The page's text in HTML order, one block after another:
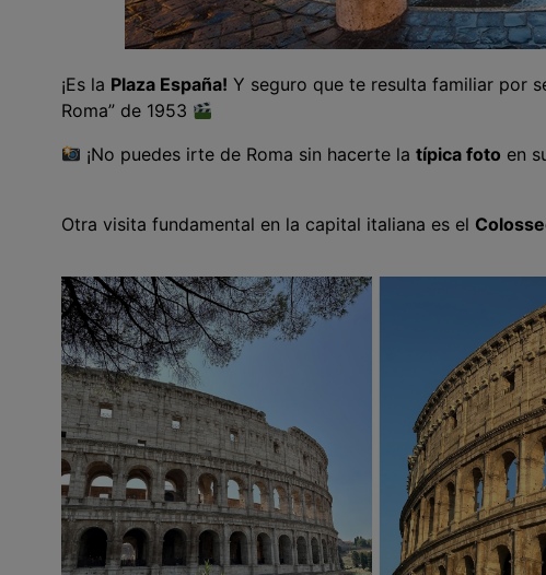
¡Es la Plaza España! Y seguro que te resulta familiar por
Roma” de 1953
¡No puedes irte de Roma sin hacerte latípica foto en
Otra visita fundamental en la capital italiana es el